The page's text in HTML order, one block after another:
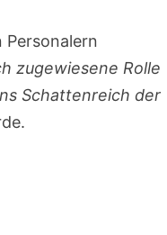
zugewiesene Rolle
Schattenreich der